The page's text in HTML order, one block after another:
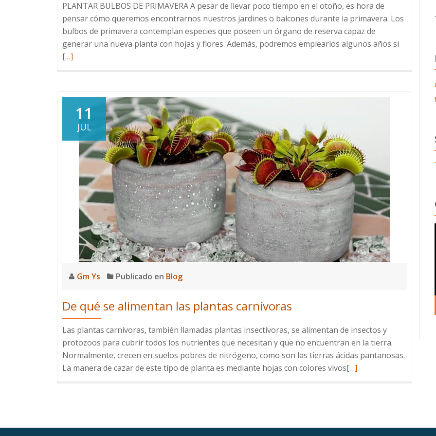
PLANTAR BULBOS DE PRIMAVERA A pesar de llevar poco tiempo en el otoño, es hora de
pensar cómo queremos encontrarnos nuestros jardines o balcones durante la primavera. Los
bulbos de primavera contemplan especies que poseen un órgano de reserva capaz de
generar una nueva planta con hojas y flores. Además, podremos emplearlos algunos años si
[…]
11
JUL
Gm Ys Publicado en Blog
De qué se alimentan las plantas carnívoras
Las plantas carnívoras, también llamadas plantas insectívoras, se alimentan de insectos y
protozoos para cubrir todos los nutrientes que necesitan y que no encuentran en la tierra.
Normalmente, crecen en suelos pobres de nitrógeno, como son las tierras ácidas pantanosas.
La manera de cazar de este tipo de planta es mediante hojas con colores vivosLeer
se
[…]